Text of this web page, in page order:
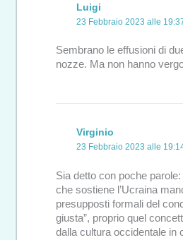
Luigi
23 Febbraio 2023 alle
Sembrano le effusioni di
nozze. Ma non hanno
Virginio
23 Febbraio 2023 alle
Sia detto con poche
che sostiene l’Ucraina
presupposti formali del
giusta”, proprio quel
dalla cultura occidentale in